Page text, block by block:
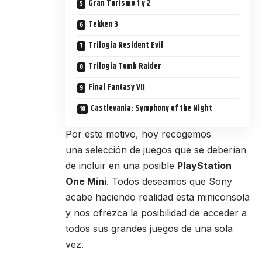
Gran Turismo 1 y 2
Tekken 3
Trilogía Resident Evil
Trilogía Tomb Raider
Final Fantasy VII
Castlevania: Symphony of the Night
Por este motivo, hoy recogemos
una selección de juegos que se deberían
de incluir en una posible PlayStation
One Mini. Todos deseamos que Sony
acabe haciendo realidad esta miniconsola
y nos ofrezca la posibilidad de acceder a
todos sus grandes juegos de una sola
vez.